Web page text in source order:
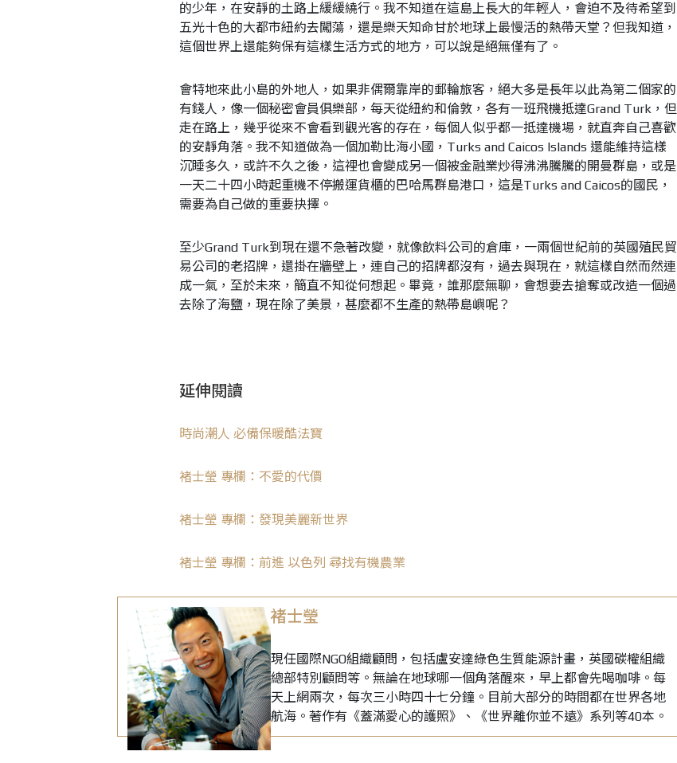
的少年，在安靜的土路上緩緩繞行。我不知道在這島上長大的年輕人，會迫不及待希望到
五光十色的大都市紐約去闖蕩，還是樂天知命甘於地球上最慢活的熱帶天堂？但我知道，
這個世界上還能夠保有這樣生活方式的地方，可以說是絕無僅有了。
會特地來此小島的外地人，如果非偶爾靠岸的郵輪旅客，絕大多是長年以此為第二個家的
有錢人，像一個秘密會員俱樂部，每天從紐約和倫敦，各有一班飛機抵達Grand Turk，但
走在路上，幾乎從來不會看到觀光客的存在，每個人似乎都一抵達機場，就直奔自己喜歡
的安靜角落。我不知道做為一個加勒比海小國，Turks and Caicos Islands 還能維持這樣
沉睡多久，或許不久之後，這裡也會變成另一個被金融業炒得沸沸騰騰的開曼群島，或是
一天二十四小時起重機不停搬運貨櫃的巴哈馬群島港口，這是Turks and Caicos的國民，
需要為自己做的重要抉擇。
至少Grand Turk到現在還不急著改變，就像飲料公司的倉庫，一兩個世紀前的英國殖民貿
易公司的老招牌，還掛在牆壁上，連自己的招牌都沒有，過去與現在，就這樣自然而然連
成一氣，至於未來，簡直不知從何想起。畢竟，誰那麼無聊，會想要去搶奪或改造一個過
去除了海鹽，現在除了美景，甚麼都不生產的熱帶島嶼呢？
延伸閱讀
時尚潮人 必備保暖酷法寶
褚士瑩 專欄：不愛的代價
褚士瑩 專欄：發現美麗新世界
褚士瑩 專欄：前進 以色列 尋找有機農業
褚士瑩
現任國際NGO組織顧問，包括盧安達綠色生質能源計畫，英國碳權組織
總部特別顧問等。無論在地球哪一個角落醒來，早上都會先喝咖啡。每
天上網兩次，每次三小時四十七分鐘。目前大部分的時間都在世界各地
航海。著作有《蓋滿愛心的護照》、《世界離你並不遠》系列等40本。